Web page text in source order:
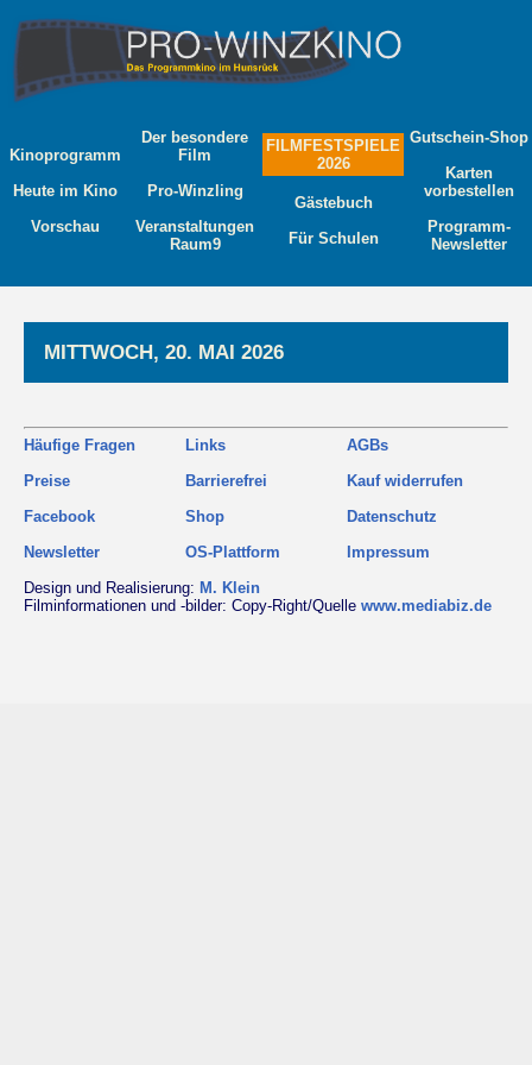
Kinoprogramm
Heute im Kino
Vorschau
Der besondere
Film
Pro-Winzling
Veranstaltungen
Raum9
FILMFESTSPIELE
2026
Gästebuch
Für Schulen
Gutschein-Shop
Karten
vorbestellen
Programm-
Newsletter
MITTWOCH, 20. MAI 2026
Häufige Fragen
Preise
Facebook
Newsletter
Links
Barrierefrei
Shop
OS-Plattform
AGBs
Kauf widerrufen
Datenschutz
Impressum
Design und Realisierung: M. Klein
Filminformationen und -bilder: Copy-Right/Quelle www.mediabiz.de